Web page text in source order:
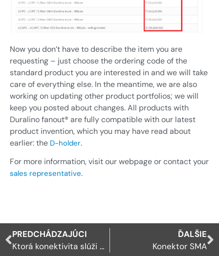
Now you don’t have to describe the item you are
requesting – just choose the ordering code of the
standard product you are interested in and we will take
care of everything else. In the meantime, we are also
working on updating other product portfolios; we will
keep you posted about changes. All products with
Duralino fanout® are fully compatible with our latest
product invention, which you may have read about
earlier: the D-holder.
For more information, visit our webpage or contact your
sales representative.
PREDCHÁDZAJÚCI
Ktorá konektivita slúži pre 400G?
ĎALŠIE
Konektor SMA